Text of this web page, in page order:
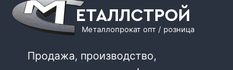
ЕТАЛЛСТРОЙ
Металлопрокат опт / розница
Продажа, производство,